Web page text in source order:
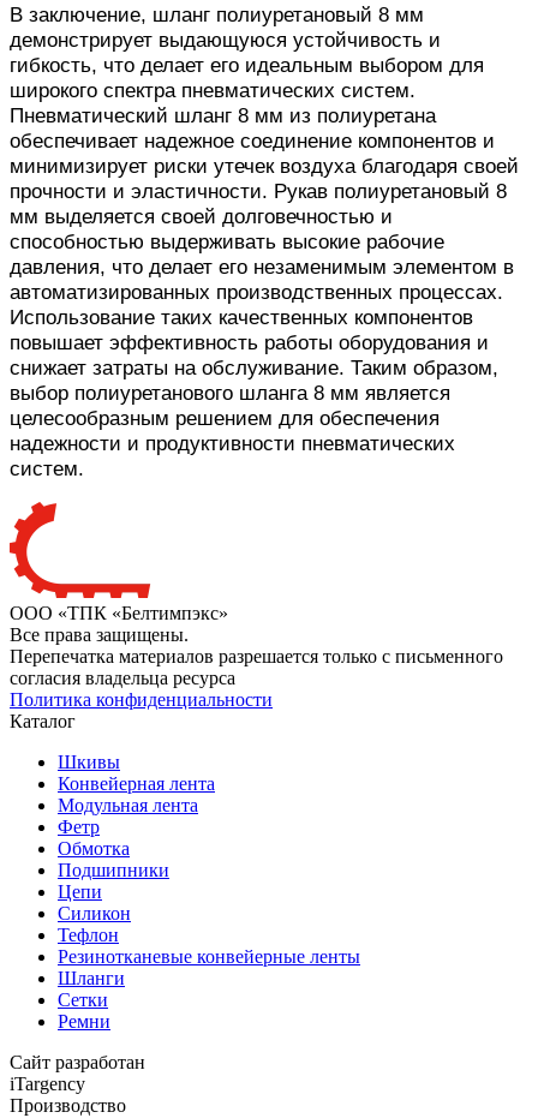
В заключение, шланг полиуретановый 8 мм
демонстрирует выдающуюся устойчивость и
гибкость, что делает его идеальным выбором для
широкого спектра пневматических систем.
Пневматический шланг 8 мм из полиуретана
обеспечивает надежное соединение компонентов и
минимизирует риски утечек воздуха благодаря своей
прочности и эластичности. Рукав полиуретановый 8
мм выделяется своей долговечностью и
способностью выдерживать высокие рабочие
давления, что делает его незаменимым элементом в
автоматизированных производственных процессах.
Использование таких качественных компонентов
повышает эффективность работы оборудования и
снижает затраты на обслуживание. Таким образом,
выбор полиуретанового шланга 8 мм является
целесообразным решением для обеспечения
надежности и продуктивности пневматических
систем.
ООО «ТПК «Белтимпэкс»
Все права защищены.
Перепечатка материалов разрешается только с письменного
согласия владельца ресурса
Политика конфиденциальности
Каталог
Шкивы
Конвейерная лента
Модульная лента
Фетр
Обмотка
Подшипники
Цепи
Силикон
Тефлон
Резинотканевые конвейерные ленты
Шланги
Сетки
Ремни
Сайт разработан
iTargency
Производство